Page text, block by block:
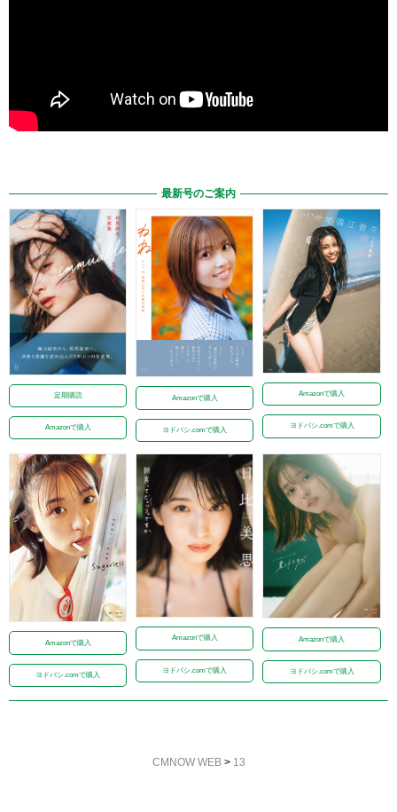
最新号のご案内
定期購読
Amazonで購入
Amazonで購入
ヨドバシ.comで購入
Amazonで購入
ヨドバシ.comで購入
Amazonで購入
ヨドバシ.comで購入
Amazonで購入
ヨドバシ.comで購入
Amazonで購入
ヨドバシ.comで購入
CMNOW WEB> 13